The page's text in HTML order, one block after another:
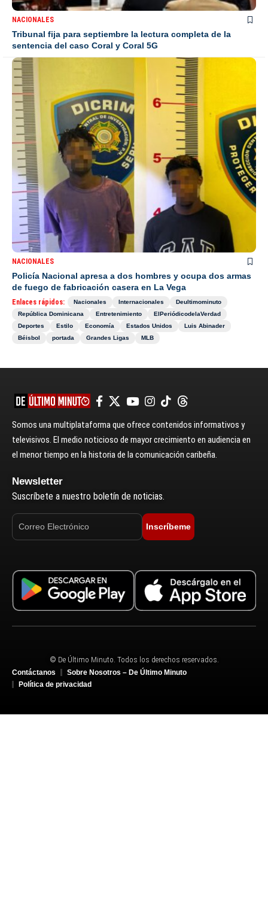
NACIONALES
Tribunal fija para septiembre la lectura completa de la
sentencia del caso Coral y Coral 5G
NACIONALES
Policía Nacional apresa a dos hombres y ocupa dos armas
de fuego de fabricación casera en La Vega
Enlaces rápidos: Nacionales Internacionales
Deultimominuto
República Dominicana
Entretenimiento
ElPeriódicodelaVerdad
Deportes
Estilo Economía Estados Unidos
Luis Abinader
Béisbol
portada Grandes Ligas MLB
Somos una multiplataforma que ofrece contenidos informativos y
televisivos. El medio noticioso de mayor crecimiento en audiencia en
el menor tiempo en la historia de la comunicación caribeña.
Newsletter
Suscríbete a nuestro boletín de noticias.
Inscríbeme
© De Último Minuto. Todos los derechos reservados.
Contáctanos
Sobre Nosotros – De Último Minuto
Política de privacidad